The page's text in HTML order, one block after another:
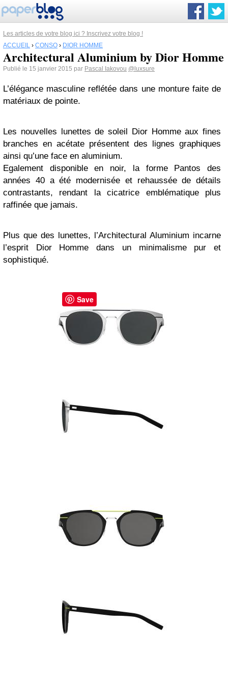
Les articles de votre blog ici ? Inscrivez votre blog !
ACCUEIL › CONSO › DIOR HOMME
Architectural Aluminium by Dior Homme
Publié le 15 janvier 2015 par Pascal Iakovou @luxsure
L’élégance masculine reflétée dans une monture faite de
matériaux de pointe.
Les nouvelles lunettes de soleil Dior Homme aux fines
branches en acétate présentent des lignes graphiques
ainsi qu’une face en aluminium.
Egalement disponible en noir, la forme Pantos des
années 40 a été modernisée et rehaussée de détails
contrastants, rendant la cicatrice emblématique plus
raffinée que jamais.
Plus que des lunettes, l’Architectural Aluminium incarne
l’esprit Dior Homme dans un minimalisme pur et
sophistiqué.
Save